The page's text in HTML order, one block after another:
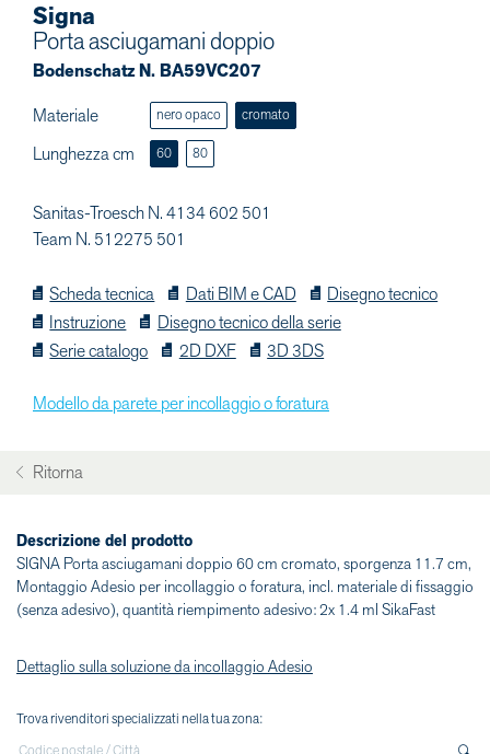
Signa
Porta asciugamani doppio
Bodenschatz N. BA59VC207
Materiale
nero opaco cromato
Lunghezza cm 60 80
Sanitas-Troesch N. 4134 602 501
Team N. 512275 501
Scheda tecnica Dati BIM e CAD
Disegno tecnico
Instruzione
Disegno tecnico della serie
Serie catalogo
2D DXF 3D 3DS
Modello da parete per incollaggio o foratura
Ritorna
Descrizione del prodotto
SIGNA Porta asciugamani doppio 60 cm cromato, sporgenza 11.7 cm,
Montaggio Adesio per incollaggio o foratura, incl. materiale di fissaggio
(senza adesivo), quantità riempimento adesivo: 2x 1.4 ml SikaFast
Dettaglio sulla soluzione da incollaggio Adesio
Trova rivenditori specializzati nella tua zona: